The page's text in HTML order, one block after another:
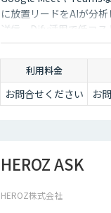
に放置リードをAIが分
送信。Dify活用で低コス
利用料金
お問合せください お
HEROZ ASK
HEROZ株式会社